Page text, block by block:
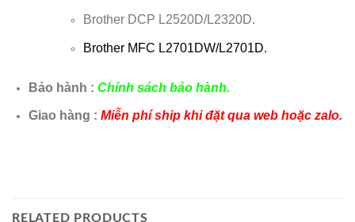
Brother DCP L2520D/L2320D.
Brother MFC L2701DW/L2701D.
Bảo hành : Chính sách bảo hành.
Giao hàng : Miễn phí ship khi đặt qua web hoặc zalo.
RELATED PRODUCTS